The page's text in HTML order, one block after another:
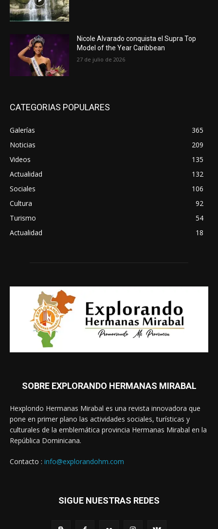
Nicole Alvarado conquista el Supra Top
Model of the Year Caribbean
27 de julio de 2026
CATEGORIAS POPULARES
Galerías
365
Noticias
209
Videos
135
Actualidad
132
Sociales
106
Cultura
92
Turismo
54
Actualidad
18
SOBRE EXPLORANDO HERMANAS MIRABAL
Hexplondo Hermanas Mirabal es una revista innovadora que
pone en primer plano las actividades sociales, turísticas y
culturales de la emblemática provincia Hermanas Mirabal en la
República Dominicana.
Contacto : info@explorandohm.com
SIGUE NUESTRAS REDES